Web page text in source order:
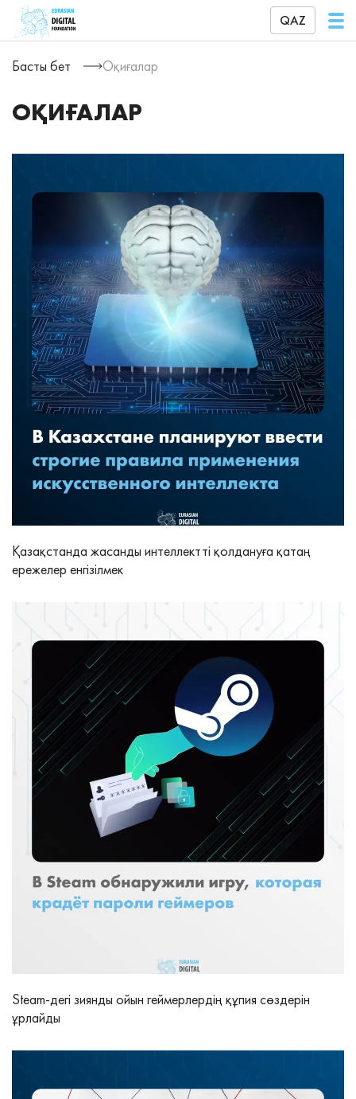
QAZ
Басты бет Оқиғалар
ОҚИҒАЛАР
Қазақстанда жасанды интеллектті қолдануға қатаң
ережелер енгізілмек
Steam-дегі зиянды ойын геймерлердің құпия сөздерін
ұрлайды